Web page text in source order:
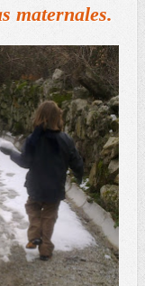
maternales.